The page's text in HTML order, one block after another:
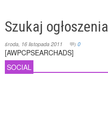
Szukaj ogłoszenia
środa, 16 listopada 2011 0
[AWPCPSEARCHADS]
SOCIAL